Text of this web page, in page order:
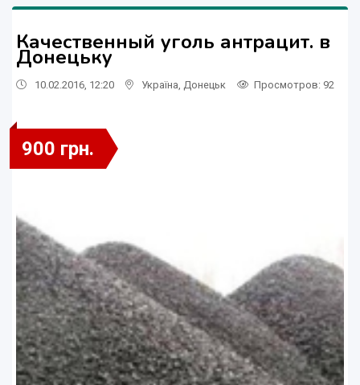
Качественный уголь антрацит. в
Донецьку
10.02.2016, 12:20 Україна Донецьк Просмотров: 92
900 грн.